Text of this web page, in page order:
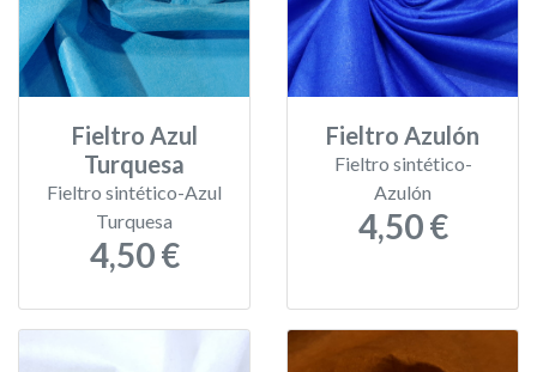
Fieltro Azul
Turquesa
Fieltro sintético-Azul
Turquesa
4,50 €
Fieltro Azulón
Fieltro sintético-
Azulón
4,50 €